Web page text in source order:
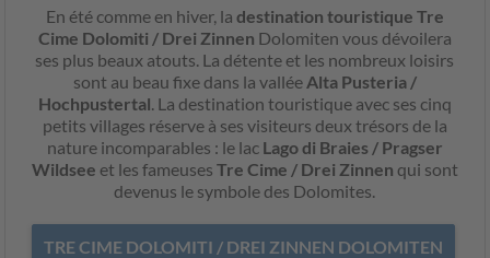
En été comme en hiver, la destination touristique Tre
Cime Dolomiti / Drei Zinnen Dolomiten vous dévoilera
ses plus beaux atouts. La détente et les nombreux loisirs
sont au beau fixe dans la vallée Alta Pusteria /
Hochpustertal . La destination touristique avec ses cinq
petits villages réserve à ses visiteurs deux trésors de la
nature incomparables : le lac Lago di Braies / Pragser
Wildsee et les fameuses Tre Cime / Drei Zinnen qui sont
devenus le symbole des Dolomites.
TRE CIME DOLOMITI / DREI ZINNEN DOLOMITEN